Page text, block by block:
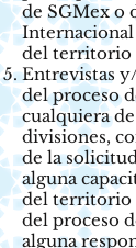
de SGMex o
del territorio
Entrevistas
del proceso
cualquiera
divisiones,
de la
alguna
del territorio
del proceso
alguna